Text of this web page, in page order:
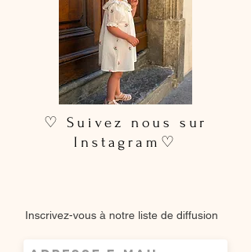
♡ Suivez nous sur
Instagram♡
Inscrivez-vous à notre liste de diffusion